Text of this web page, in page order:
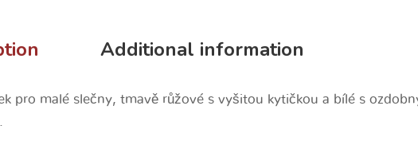
Additional information
pro malé slečny, tmavě růžové s vyšitou kytičkou a bílé s